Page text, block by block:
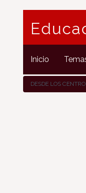
Inicio
DESDE LOS